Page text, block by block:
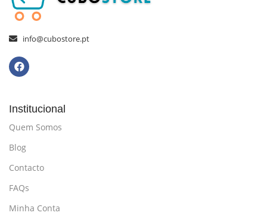
info@cubostore.pt
Institucional
Quem Somos
Blog
Contacto
FAQs
Minha Conta